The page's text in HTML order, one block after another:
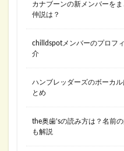
カナブーンの新メンバーを
仲説は？
chilldspotメンバーのプロフ
介
ハンブレッダーズのボーカ
とめ
the奥歯’sの読み方は？名前
も解説